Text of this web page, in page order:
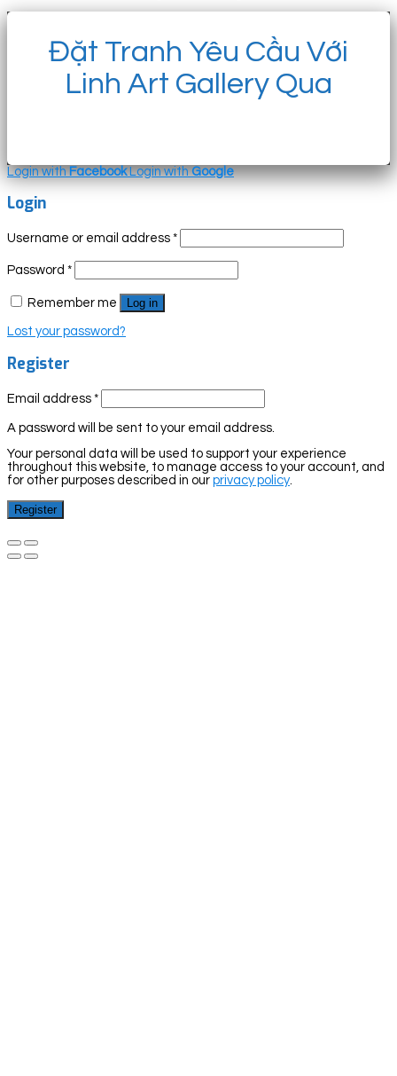
Đặt Tranh Yêu Cầu Với
Linh Art Gallery Qua
Login withFacebook Login withGoogle
Login
Username or email address *
Password *
Remember me Log in
Lost your password?
Register
Email address *
A password will be sent to your email address.
Your personal data will be used to support your experience
throughout this website, to manage access to your account, and
for other purposes described in our privacy policy.
Register